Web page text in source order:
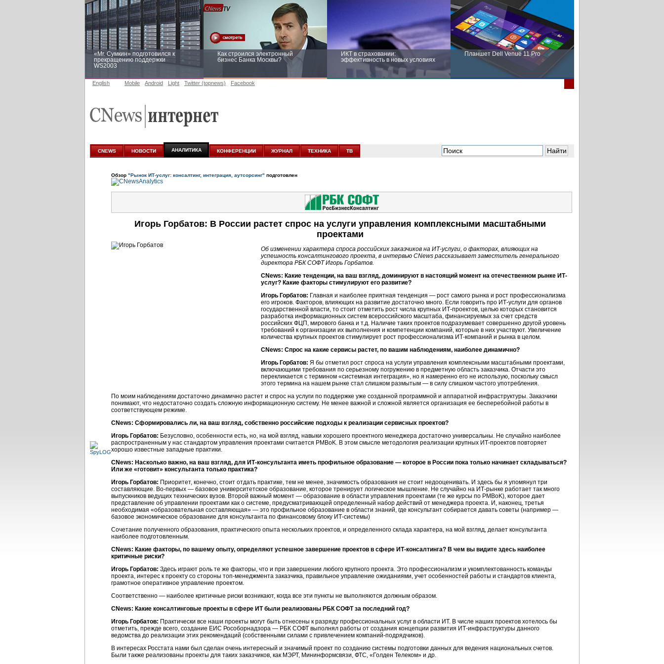
«Mr. Сумкин» подготовился к
прекращению поддержки
WS2003
Как строился электронный
бизнес Банка Москвы?
ИКТ в страховании:
эффективность в новых условиях
Планшет Dell Venue 11 Pro
аналитике
новых условиях
English Mobile Android Light Twitter (topnews) Facebook
CNEWS НОВОСТИ АНАЛИТИКА КОНФЕРЕНЦИИ ЖУРНАЛ ТЕХНИКА ТВ
Обзор "Рынок ИТ-услуг: консалтинг, интеграция, аутсорсинг" подготовлен
Игорь Горбатов: В России растет спрос на услуги управления комплексными масштабными
проектами
Об изменении характера спроса российских заказчиков на ИТ-услуги, о факторах, влияющих на
успешность консалтингового проекта, в интервью CNews рассказывает заместитель генерального
директора РБК СОФТ Игорь Горбатов.
CNews: Какие тенденции, на ваш взгляд, доминируют в настоящий момент на отечественном рынке ИТ-
услуг? Какие факторы стимулируют его развитие?
Игорь Горбатов: Главная и наиболее приятная тенденция — рост самого рынка и рост профессионализма
его игроков. Факторов, влияющих на развитие достаточно много. Если говорить про ИТ-услуги для органов
государственной власти, то стоит отметить рост числа крупных ИТ-проектов, целью которых становится
разработка информационных систем всероссийского масштаба, финансируемых за счет средств
российских ФЦП, мирового банка и т.д. Наличие таких проектов подразумевает совершенно другой уровень
требований к организации их выполнения и компетенции компаний, которые в них участвуют. Увеличение
количества крупных проектов стимулирует рост профессионализма ИТ-компаний и рынка в целом.
CNews: Спрос на какие сервисы растет, по вашим наблюдениям, наиболее динамично?
Игорь Горбатов: Я бы отметил рост спроса на услуги управления комплексными масштабными проектами,
включающими требования по серьезному погружению в предметную область заказчика. Отчасти это
перекликается с термином «системная интеграция», но я намеренно его не использую, поскольку смысл
этого термина на нашем рынке стал слишком размытым — в силу слишком частого употребления.
По моим наблюдениям достаточно динамично растет и спрос на услуги по поддержке уже созданной программной и аппаратной инфраструктуры. Заказчики
понимают, что недостаточно создать сложную информационную систему. Не менее важной и сложной является организация ее бесперебойной работы в
соответствующем режиме.
CNews: Сформировались ли, на ваш взгляд, собственно российские подходы к реализации сервисных проектов?
Игорь Горбатов: Безусловно, особенности есть, но, на мой взгляд, навыки хорошего проектного менеджера достаточно универсальны. Не случайно наиболее
распространенным у нас стандартом управления проектами считается PMBoK. В этом смысле методология реализации крупных ИТ-проектов повторяет
хорошо известные западные практики.
CNews: Насколько важно, на ваш взгляд, для ИТ-консультанта иметь профильное образование — которое в России пока только начинает складываться?
Или же «готовит» консультанта только практика?
Игорь Горбатов: Приоритет, конечно, стоит отдать практике, тем не менее, значимость образования не стоит недооценивать. И здесь бы я упомянул три
составляющие. Во-первых — базовое университетское образование, которое тренирует логическое мышление. Не случайно на ИТ-рынке работает так много
выпускников ведущих технических вузов. Второй важный момент — образование в области управления проектами (те же курсы по PMBoK), которое дает
представление об управлении проектами как о системе, предусматривающей определенный набор действий от менеджера проекта. И, наконец, третья
необходимая «образовательная составляющая» — это профильное образование в области знаний, где консультант собирается давать советы (например —
базовое экономическое образование для консультанта по финансовому блоку ИТ-системы)
Сочетание полученного образования, практического опыта нескольких проектов, и определенного склада характера, на мой взгляд, делает консультанта
наиболее подготовленным.
CNews: Какие факторы, по вашему опыту, определяют успешное завершение проектов в сфере ИТ-консалтинга? В чем вы видите здесь наиболее
критичные риски?
Игорь Горбатов: Здесь играют роль те же факторы, что и при завершении любого крупного проекта. Это профессионализм и укомплектованность команды
проекта, интерес к проекту со стороны топ-менеджмента заказчика, правильное управление ожиданиями, учет особенностей работы и стандартов клиента,
грамотное оперативное управление проектом.
Соответственно — наиболее критичные риски возникают, когда все эти пункты не выполняются должным образом.
CNews: Какие консалтинговые проекты в сфере ИТ были реализованы РБК СОФТ за последний год?
Игорь Горбатов: Практически все наши проекты могут быть отнесены к разряду профессиональных услуг в области ИТ. В числе наших проектов хотелось бы
отметить, прежде всего, создание ЕИС Рособорнадзора — РБК СОФТ выполнял работы от создания концепции развития ИТ-инфраструктуры данного
ведомства до реализации этих рекомендаций (собственными силами с привлечением компаний-подрядчиков).
В интересах Росстата нами был сделан очень интересный и значимый проект по созданию системы подготовки данных для ведения национальных счетов.
Были также реализованы проекты для таких заказчиков, как МЭРТ, Мининформсвязи, ФТС, «Голден Телеком» и др.